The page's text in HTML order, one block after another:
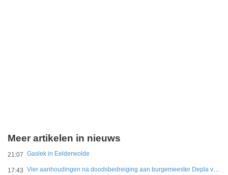
Meer artikelen in nieuws
21:07 Gaslek in Eelderwolde
17:43 Vier aanhoudingen na doodsbedreiging aan burgemeester Depla van Breda